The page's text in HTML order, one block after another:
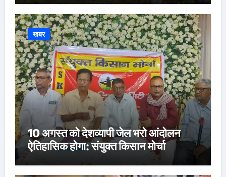
खबर
10 अगस्त को देशव्यापी जेल भरो आंदोलन
ऐतिहासिक होगा: संयुक्त किसान मोर्चा